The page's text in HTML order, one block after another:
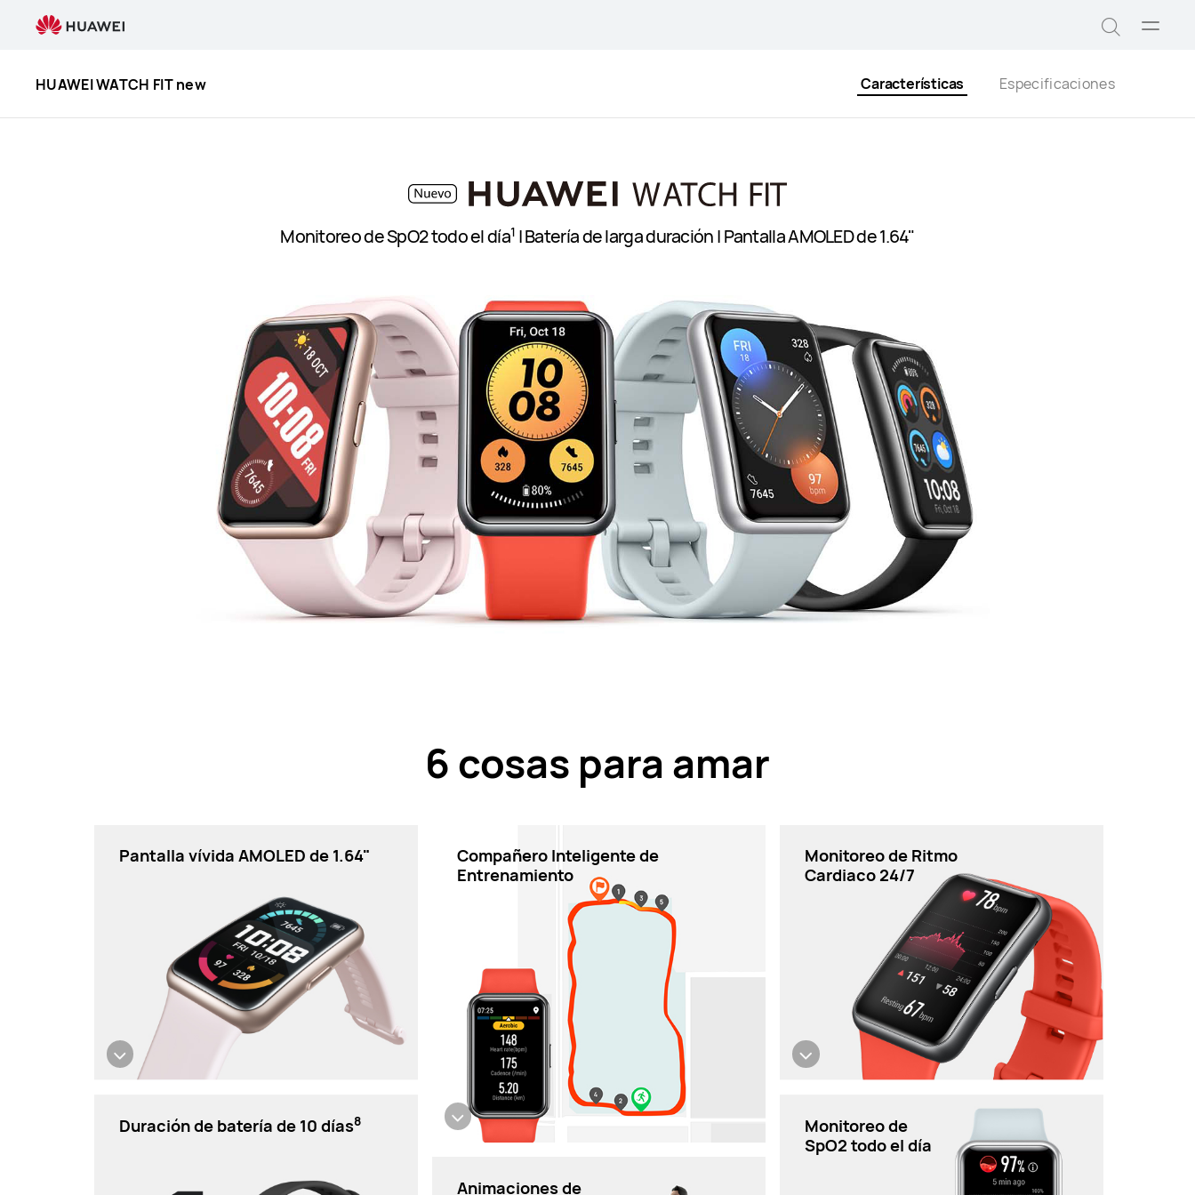
HUAWEI
WATCH
Abrir
HUAWEI WATCH FIT new
Características Especificaciones
Monitoreo de SpO2 todo el día1 | Batería de larga duración | Pantalla AMOLED de 1.64"
6 cosas para amar
Pantalla vívida AMOLEDde 1.64"
Duración de batería de 10 días8
Compañero Inteligente de
Entrenamiento
Animaciones de
Monitoreo de Ritmo
Cardiaco 24/7
Monitoreo de
SpO2 todo el día